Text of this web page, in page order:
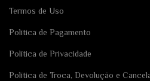
Termos de Uso
Política de Pagamento
Política de Privacidade
Política de Troca, Devolução e